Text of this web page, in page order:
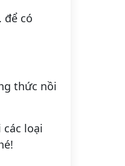
để có
thức nồi
loại